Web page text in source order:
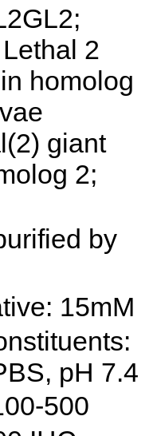
2
homolog
giant
2;
by
15mM
pH 7.4
500